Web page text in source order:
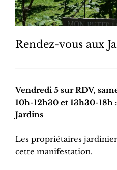
Rendez-vous aux
Vendredi 5 sur RDV,
10h-12h30 et 13h30-18h
Jardins
Les propriétaires
cette manifestation.